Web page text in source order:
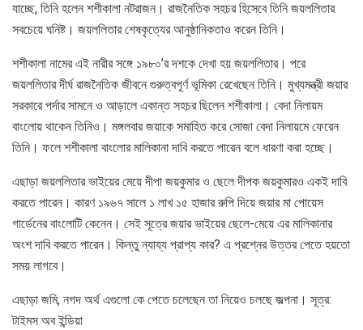
যাচ্ছে, তিনি হলেন শশীকালা নটরাজন। রাজনৈতিক সহচর হিসেবে তিনি জয়ললিতার
সবচেয়ে ঘনিষ্ট। জয়ললিতার শেষকৃত্যের আনুষ্ঠানিকতাও করেন তিনি।
শশীকালা নামের এই নারীর সঙ্গে ১৯৮০’র দশকে দেখা হয় জয়ললিতার। পরে
জয়ললিতার দীর্ঘ রাজনৈতিক জীবনে গুরুত্বপূর্ণ ভূমিকা রেখেছেন তিনি। মুখ্যমন্ত্রী জয়ার
সরকারে পর্দার সামনে ও আড়ালে একান্ত সহচর ছিলেন শশীকালা। বেদা নিলায়ম
বাংলোয় থাকেন তিনিও। মঙ্গলবার জয়াকে সমাহিত করে সোজা বেদা নিলায়মে ফেরেন
তিনি। ফলে শশীকালা বাংলোর মালিকানা দাবি করতে পারেন বলে ধারণা করা হচ্ছে।
এছাড়া জয়ললিতার ভাইয়ের মেয়ে দীপা জয়কুমার ও ছেলে দীপক জয়কুমারও একই দাবি
করতে পারেন। কারণ ১৯৬৭ সালে ১ লাখ ১৫ হাজার রুপি দিয়ে জয়ার মা পোয়েস
গার্ডেনের বাংলোটি কেনেন। সেই সূত্রে জয়ার ভাইয়ের ছেলে-মেয়ে এর মালিকানার
অংশ দাবি করতে পারেন। কিন্তু ন্যায্য প্রাপ্য কার? এ প্রশ্নের উত্তর পেতে হয়তো
সময় লাগবে।
এছাড়া জমি, নগদ অর্থ এগুলো কে পেতে চলেছেন তা নিয়েও চলছে জল্পনা। সূত্র:
টাইমস অব ইন্ডিয়া